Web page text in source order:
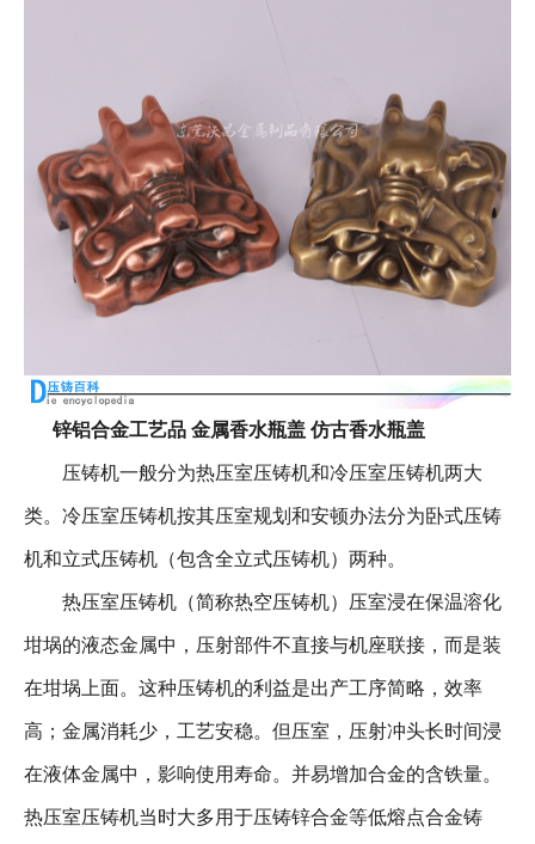
锌铝合金工艺品 金属香水瓶盖 仿古香水瓶盖
压铸机一般分为热压室压铸机和冷压室压铸机两大
类。冷压室压铸机按其压室规划和安顿办法分为卧式压铸
机和立式压铸机（包含全立式压铸机）两种。
热压室压铸机（简称热空压铸机）压室浸在保温溶化
坩埚的液态金属中，压射部件不直接与机座联接，而是装
在坩埚上面。这种压铸机的利益是出产工序简略，效率
高；金属消耗少，工艺安稳。但压室，压射冲头长时间浸
在液体金属中，影响使用寿命。并易增加合金的含铁量。
热压室压铸机当时大多用于压铸锌合金等低熔点合金铸